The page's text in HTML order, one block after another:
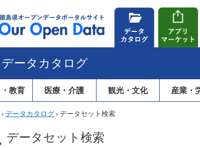
データカタログ
・教育 医療・介護 観光・文化 産業・
› データカタログ› データセット検索
データセット検索